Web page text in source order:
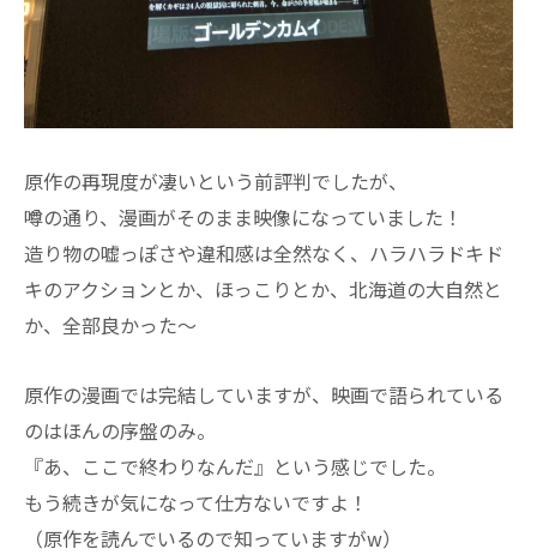
原作の再現度が凄いという前評判でしたが、
噂の通り、漫画がそのまま映像になっていました！
造り物の嘘っぽさや違和感は全然なく、ハラハラドキド
キのアクションとか、ほっこりとか、北海道の大自然と
か、全部良かった～
原作の漫画では完結していますが、映画で語られている
のはほんの序盤のみ。
『あ、ここで終わりなんだ』という感じでした。
もう続きが気になって仕方ないですよ！
（原作を読んでいるので知っていますがw）